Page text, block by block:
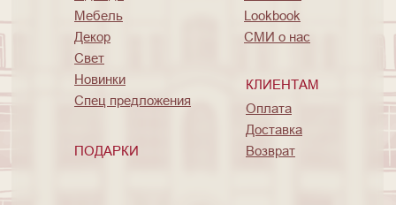
ПОДАРКИ
КЛИЕНТАМ
Мебель
Декор
Свет
Новинки
Спец предложения
Lookbook
СМИ о нас
Оплата
Доставка
Возврат